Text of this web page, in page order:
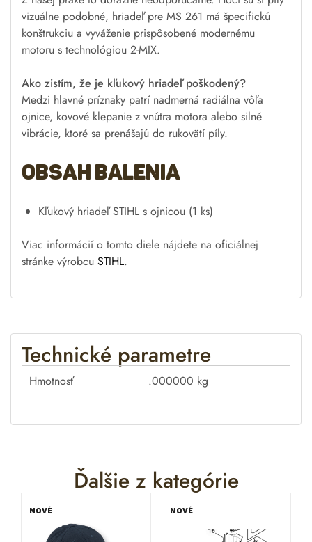
vizuálne podobné, hriadeľ pre MS 261 má špecifickú
konštrukciu a vyváženie prispôsobené modernému
motoru s technológiou 2-MIX.
Ako zistím, že je kľukový hriadeľ poškodený?
Medzi hlavné príznaky patrí nadmerná radiálna vôľa
ojnice, kovové klepanie z vnútra motora alebo silné
vibrácie, ktoré sa prenášajú do rukovätí píly.
Obsah balenia
Kľukový hriadeľ STIHL s ojnicou (1 ks)
Viac informácií o tomto diele nájdete na oficiálnej
stránke výrobcu STIHL.
Technické parametre
Hmotnosť .000000 kg
Ďalšie z kategórie
NOVÉ NOVÉ